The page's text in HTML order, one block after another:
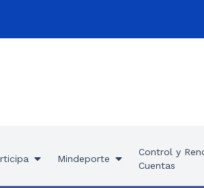
Mindeporte
Control y
Cuentas